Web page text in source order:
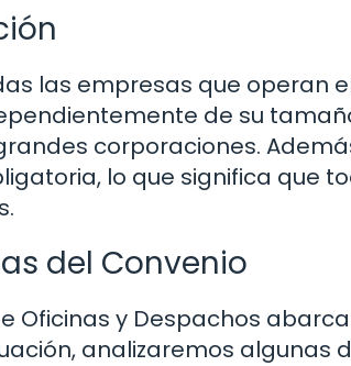
las empresas que operan
de su
corporaciones.
lo que significa que
del Convenio
Oficinas y Despachos
analizaremos algunas